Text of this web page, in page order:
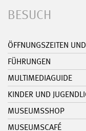
BESUCH
ÖFFNUNGSZEITEN
FÜHRUNGEN
MULTIMEDIAGUIDE
KINDER UND
MUSEUMSSHOP
MUSEUMSCAFÉ